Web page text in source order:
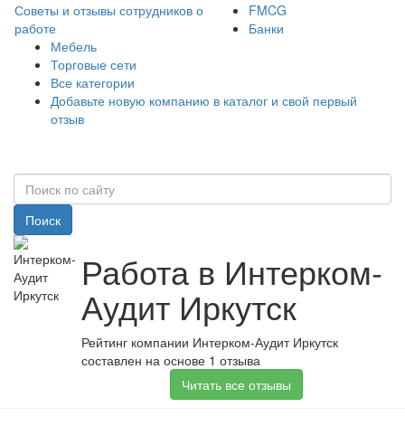
Советы и отзывы сотрудников о
работе
FMCG
Банки
Мебель
Торговые сети
Все категории
Добавьте новую компанию в каталог и свой первый
отзыв
Поиск
Работа в Интерком-
Аудит Иркутск
Рейтинг компании Интерком-Аудит Иркутск
составлен на основе 1 отзыва
Читать все отзывы